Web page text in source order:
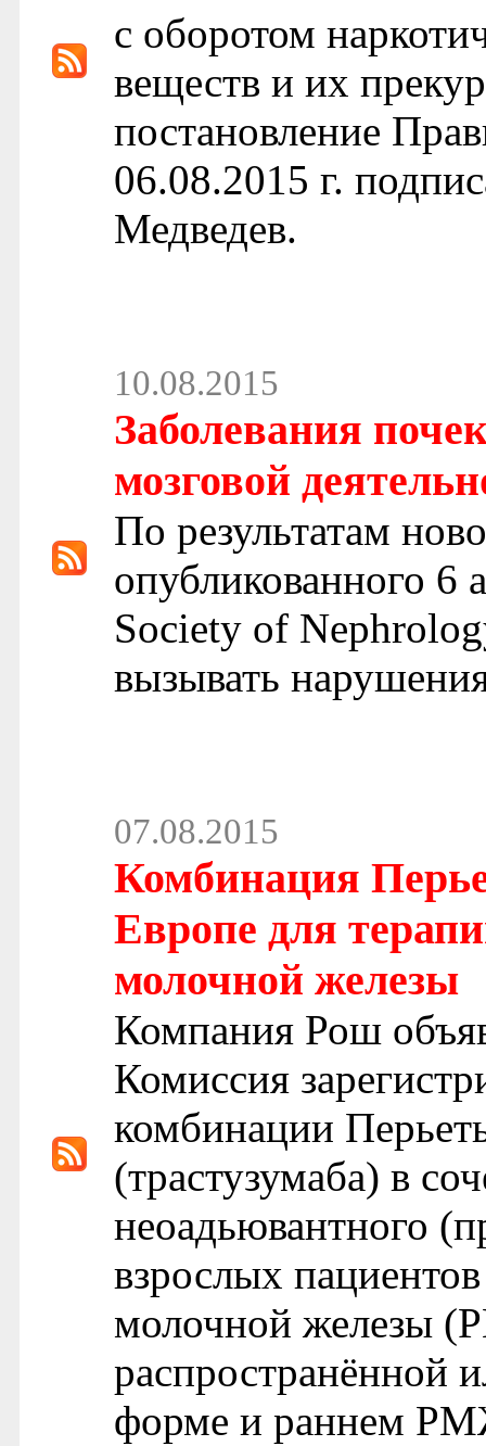
с оборотом
веществ и их
постановление
06.08.2015 г.
Медведев.
10.08.2015
Заболевания
мозговой
По результатам
опубликованного 6
Society of
вызывать
07.08.2015
Комбинация
Европе для
молочной железы
Компания Рош
Комиссия
комбинации
(трастузумаба) в
неоадьювантного
взрослых
молочной железы
распространённой
форме и раннем